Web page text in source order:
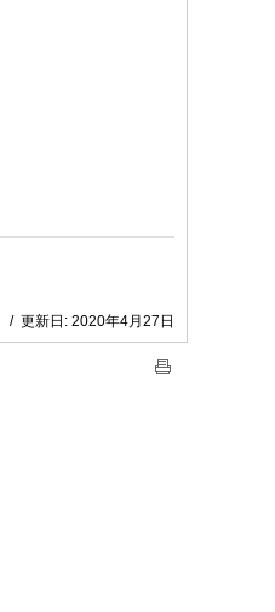
/ 更新日: 2020年4月27日